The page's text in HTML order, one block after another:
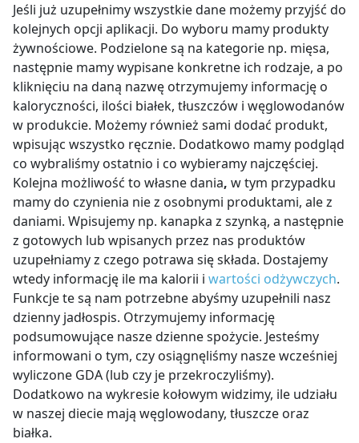
Jeśli już uzupełnimy wszystkie dane możemy przyjść do
kolejnych opcji aplikacji. Do wyboru mamy produkty
żywnościowe. Podzielone są na kategorie np. mięsa,
następnie mamy wypisane konkretne ich rodzaje, a po
kliknięciu na daną nazwę otrzymujemy informację o
kaloryczności, ilości białek, tłuszczów i węglowodanów
w produkcie. Możemy również sami dodać produkt,
wpisując wszystko ręcznie. Dodatkowo mamy podgląd
co wybraliśmy ostatnio i co wybieramy najczęściej.
Kolejna możliwość to własne dania, w tym przypadku
mamy do czynienia nie z osobnymi produktami, ale z
daniami. Wpisujemy np. kanapka z szynką, a następnie
z gotowych lub wpisanych przez nas produktów
uzupełniamy z czego potrawa się składa. Dostajemy
wtedy informację ile ma kalorii i wartości odżywczych.
Funkcje te są nam potrzebne abyśmy uzupełnili nasz
dzienny jadłospis. Otrzymujemy informację
podsumowujące nasze dzienne spożycie. Jesteśmy
informowani o tym, czy osiągnęliśmy nasze wcześniej
wyliczone GDA (lub czy je przekroczyliśmy).
Dodatkowo na wykresie kołowym widzimy, ile udziału
w naszej diecie mają węglowodany, tłuszcze oraz
białka.